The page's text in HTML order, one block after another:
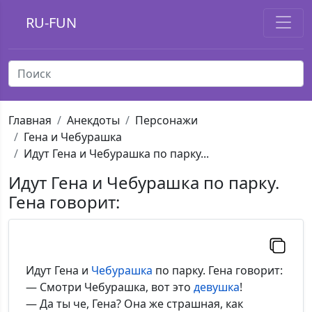
RU-FUN
Главная Анекдоты
Персонажи
Гена и Чебурашка
Идут Гена и Чебурашка по парку...
Идут Гена и Чебурашка по парку.
Гена говорит:
Идут Гена и Чебурашка по парку. Гена говорит:
— Смотри Чебурашка, вот это девушка!
— Да ты че, Гена? Она же страшная, как